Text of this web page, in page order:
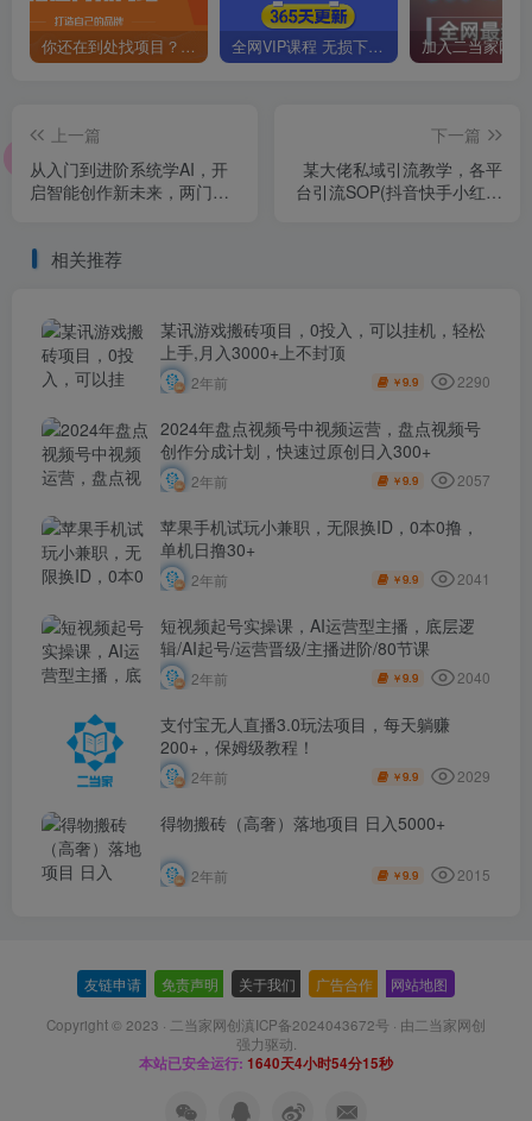
你还在到处找项目？还在当韭菜？我靠卖项目一个月收入5万+，曾经我也是个失败者。 全网VIP课程 无损下载~
上一篇
从入门到进阶系统学AI，开
启智能创作新未来，两门课
下一篇
某大佬私域引流教学，各平
台引流SOP(抖音快手小红书
相关推荐
某讯游戏搬砖项目，0投入，可以挂机，轻松
上手,月入3000+上不封顶
2年前 ￥9.9 2290
2024年盘点视频号中视频运营，盘点视频号
创作分成计划，快速过原创日入300+
2年前 ￥9.9 2057
苹果手机试玩小兼职，无限换ID，0本0撸，
单机日撸30+
2年前 ￥9.9 2041
短视频起号实操课，AI运营型主播，底层逻
辑/AI起号/运营晋级/主播进阶/80节课
2年前 ￥9.9 2040
支付宝无人直播3.0玩法项目，每天躺赚
200+，保姆级教程！
2年前 ￥9.9 2029
得物搬砖（高奢）落地项目 日入5000+
2年前 ￥9.9 2015
友链申请 免责声明 关于我们 广告合作 网站地图
Copyright © 2023 · 二当家网创滇ICP备2024043672号 · 由二当家网创
强力驱动.
本站已安全运行: 1640天4小时54分15秒